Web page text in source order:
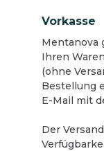
Vorkasse
Mentanova
Ihren
(ohne
Bestellung
E-Mail mit
Der